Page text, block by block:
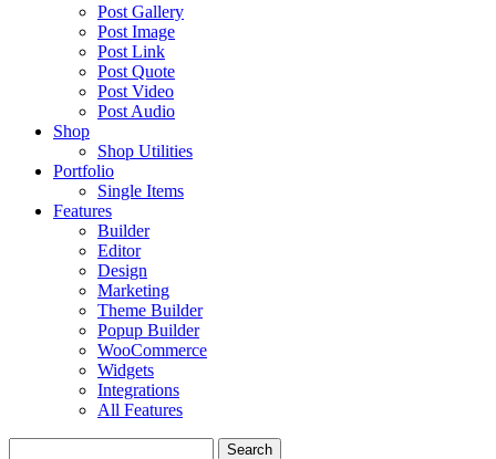
Post Gallery
Post Image
Post Link
Post Quote
Post Video
Post Audio
Shop
Shop Utilities
Portfolio
Single Items
Features
Builder
Editor
Design
Marketing
Theme Builder
Popup Builder
WooCommerce
Widgets
Integrations
All Features
Search